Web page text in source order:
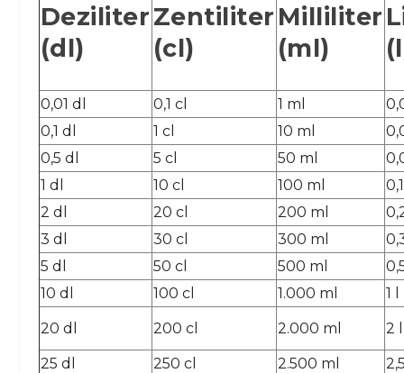
Deziliter
(dl)
Zentiliter
(cl)
Milliliter
(ml)
0,01 dl 0,1 cl 1 ml
0,1 dl
1 cl 10 ml
0,5 dl
5 cl 50 ml
1 dl
10 cl 100 ml
2 dl
20 cl 200 ml
3 dl
30 cl 300 ml
5 dl
50 cl 500 ml
10 dl
100 cl 1.000 ml 1 l
20 dl 200 cl 2.000 ml 2 l
25 dl 250 cl 2.500 ml